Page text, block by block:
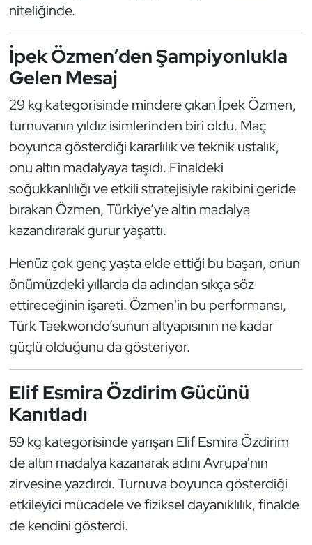
niteliğinde.
İpek Özmen’den Şampiyonlukla
Gelen Mesaj
29 kg kategorisinde mindere çıkan İpek Özmen,
turnuvanın yıldız isimlerinden biri oldu. Maç
boyunca gösterdiği kararlılık ve teknik ustalık,
onu altın madalyaya taşıdı. Finaldeki
soğukkanlılığı ve etkili stratejisiyle rakibini geride
bırakan Özmen, Türkiye’ye altın madalya
kazandırarak gurur yaşattı.
Henüz çok genç yaşta elde ettiği bu başarı, onun
önümüzdeki yıllarda da adından sıkça söz
ettireceğinin işareti. Özmen'in bu performansı,
Türk Taekwondo’sunun altyapısının ne kadar
güçlü olduğunu da gösteriyor.
Elif Esmira Özdirim Gücünü
Kanıtladı
59 kg kategorisinde yarışan Elif Esmira Özdirim
de altın madalya kazanarak adını Avrupa'nın
zirvesine yazdırdı. Turnuva boyunca gösterdiği
etkileyici mücadele ve fiziksel dayanıklılık, finalde
de kendini gösterdi.
Halter
Hava Sporları
İşitme Engelli Sporcular
Judo ve Kuraş
Kano ve Rafting
Karate
Kayak
Kempo
Kick Boks
Masa Tenisi
Modern Pentatlon
Motor Sporları
Muay Thai